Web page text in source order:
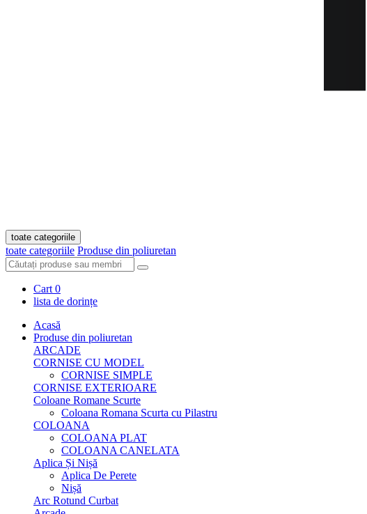
toate categoriile
toate categoriile Produse din poliuretan
Cart 0
lista de dorințe
Acasă
Produse din poliuretan
ARCADE
CORNISE CU MODEL
CORNISE SIMPLE
CORNISE EXTERIOARE
Coloane Romane Scurte
Coloana Romana Scurta cu Pilastru
COLOANA
COLOANA PLAT
COLOANA CANELATA
Aplica Și Nișă
Aplica De Perete
Nișă
Arc Rotund Curbat